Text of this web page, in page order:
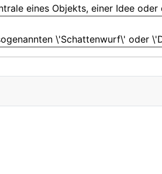
eines Objekts, einer Idee oder
\'Schattenwurf\' oder